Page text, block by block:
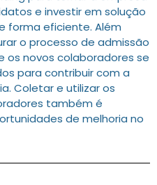
e investir em solução
forma eficiente. Além
o processo de admissão
os novos colaboradores se
para contribuir com a
Coletar e utilizar os
também é
de melhoria no